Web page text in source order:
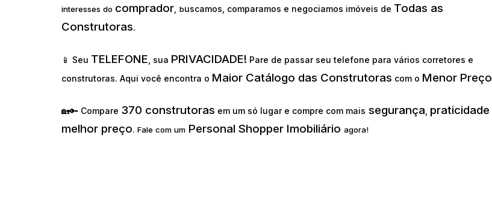
interesses do comprador buscamos, comparamos e negociamos imóveis de Todas as
Construtoras.
📱 Seu TELEFONE , sua PRIVACIDADE! Pare de passar seu telefone para vários corretores e
construtoras. Aqui você encontra o Maior Catálogo das Construtoras com o Menor Preço
🏡🔑 Compare 370 construtoras em um só lugar e compre com mais segurança praticidade
melhor preço. Fale com um Personal Shopper Imobiliário agora!